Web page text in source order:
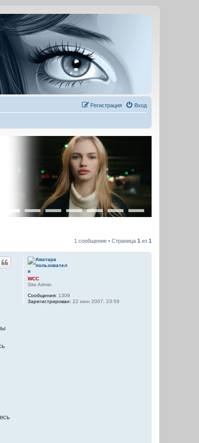
Вход
Регистрация
1 сообщение • Страница 1 из 1
WCC
Site Admin
Сообщения: 1309
Зарегистрирован: 22 июн 2007, 23:59